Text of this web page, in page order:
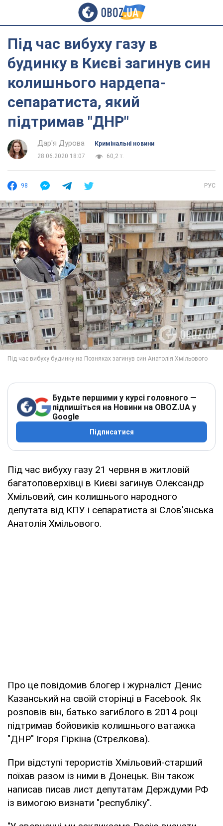
Під час вибуху газу в
будинку в Києві загинув син
колишнього нардепа-
сепаратиста, який
підтримав "ДНР"
Дар'я Дурова
Кримінальні новини
28.06.2020 18:07
60,2 т.
98 РУС
Будьте першими у курсі головного —
підпишіться на Новини на OBOZ.UA у
Google
Підписатися
Під час вибуху газу 21 червня в житловій
багатоповерхівці в Києві загинув Олександр
Хмільовий, син колишнього народного
депутата від КПУ і сепаратиста зі Слов'янська
Анатолія Хмільового.
Про це повідомив блогер і журналіст Денис
Казанський на своїй сторінці в Facebook. Як
розповів він, батько загиблого в 2014 році
підтримав бойовиків колишнього ватажка
"ДНР" Ігоря Гіркіна (Стрєлкова).
При відступі терористів Хмільовий-старший
поїхав разом із ними в Донецьк. Він також
написав писав лист депутатам Держдуми РФ
із вимогою визнати "республіку".